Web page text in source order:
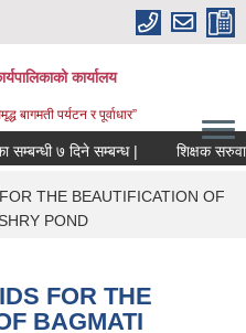
कार्यालय
बागमती पर्यटन र पूर्वाधार”
७ दिने सम्बन्ध |
THE BEAUTIFICATION OF
POND
FOR THE
BAGMATI